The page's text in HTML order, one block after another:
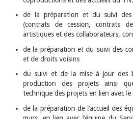
de la préparation et du suivi des
(contrats de cession, contrats
artistiques et des collaborateurs,
de la préparation et du suivi des
et de droits voisins
du suivi et de la mise à jour des
production des projets ainsi
technique des projets en lien avec le
de la préparation de l’accueil des